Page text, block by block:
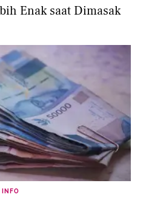
Enak saat Dimasak
INFO